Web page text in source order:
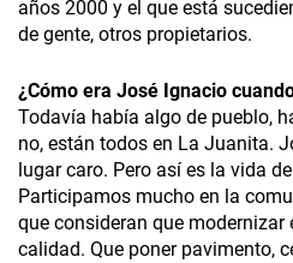
años 2000 y el que está
de gente, otros propietarios.
¿Cómo era José Ignacio
Todavía había algo de pueblo,
no, están todos en La Juanita.
lugar caro. Pero así es la vida
Participamos mucho en la
que consideran que modernizar
calidad. Que poner pavimento,